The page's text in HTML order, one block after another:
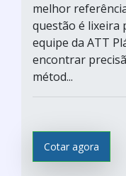
melhor
questão é lixeira
equipe da ATT
encontrar
métod...
Cotar agora